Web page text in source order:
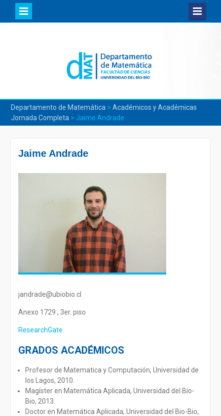
Departamento de Matemática > Académicos y Académicas
Jornada Completa > Jaime Andrade
Jaime Andrade
jandrade@ubiobio.cl
Anexo 1729 , 3er. piso
ResearchGate
GRADOS ACADÉMICOS
Profesor de Matematica y Computación, Universidad de
los Lagos, 2010.
Magíster en Matemática Aplicada, Universidad del Bio-
Bio, 2013.
Doctor en Matemática Aplicada, Universidad del Bio-Bio,